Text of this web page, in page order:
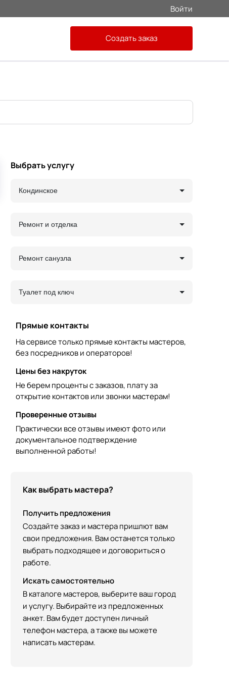
Войти
Создать заказ
Выбрать услугу
Кондинское
Ремонт и отделка
Ремонт санузла
Туалет под ключ
Прямые контакты
На сервисе только прямые контакты мастеров,
без посредников и операторов!
Цены без накруток
Не берем проценты с заказов, плату за
открытие контактов или звонки мастерам!
Проверенные отзывы
Практически все отзывы имеют фото или
документальное подтверждение
выполненной работы!
Как выбрать мастера?
Получить предложения
Создайте заказ и мастера пришлют вам
свои предложения. Вам останется только
выбрать подходящее и договориться о
работе.
Искать самостоятельно
В каталоге мастеров, выберите ваш город
и услугу. Выбирайте из предложенных
анкет. Вам будет доступен личный
телефон мастера, а также вы можете
написать мастерам.